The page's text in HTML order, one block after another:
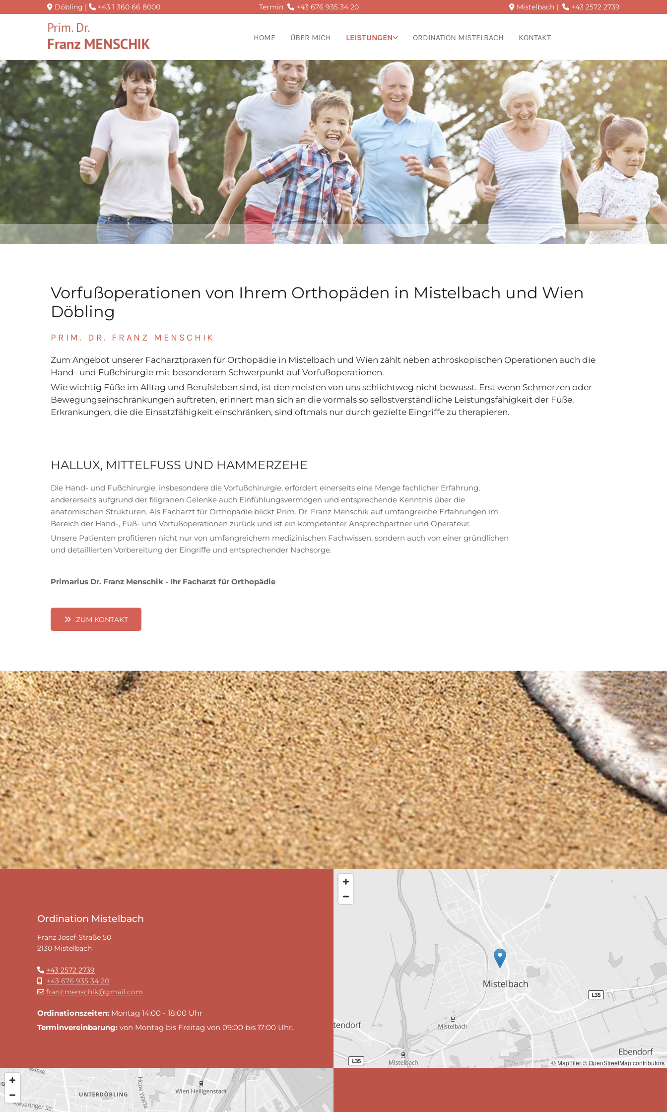
 Döbling |  +43 1 360 66 8000 Termin +43 676 935 34 20 Mistelbach |  +43 2572 2739
HOME ÜBER MICH LEISTUNGEN ORDINATION MISTELBACH KONTAKT
Vorfußoperationen von Ihrem Orthopäden in Mistelbach und Wien
Döbling
PRIM. DR. FRANZ MENSCHIK
Zum Angebot unserer Facharztpraxen für Orthopädie in Mistelbach und Wien zählt neben athroskopischen Operationen auch die
Hand- und Fußchirurgie mit besonderem Schwerpunkt auf Vorfußoperationen.
Wie wichtig Füße im Alltag und Berufsleben sind, ist den meisten von uns schlichtweg nicht bewusst. Erst wenn Schmerzen oder
Bewegungseinschränkungen auftreten, erinnert man sich an die vormals so selbstverständliche Leistungsfähigkeit der Füße.
Erkrankungen, die die Einsatzfähigkeit einschränken, sind oftmals nur durch gezielte Eingriffe zu therapieren.
HALLUX, MITTELFUSS UND HAMMERZEHE
Die Hand- und Fußchirurgie, insbesondere die Vorfußchirurgie, erfordert einerseits eine Menge fachlicher Erfahrung,
andererseits aufgrund der filigranen Gelenke auch Einfühlungsvermögen und entsprechende Kenntnis über die
anatomischen Strukturen. Als Facharzt für Orthopädie blickt Prim. Dr. Franz Menschik auf umfangreiche Erfahrungen im
Bereich der Hand-, Fuß- und Vorfußoperationen zurück und ist ein kompetenter Ansprechpartner und Operateur.
Unsere Patienten profitieren nicht nur von umfangreichem medizinischen Fachwissen, sondern auch von einer gründlichen
und detaillierten Vorbereitung der Eingriffe und entsprechender Nachsorge.
Primarius Dr. Franz Menschik - Ihr Facharzt für Orthopädie
ZUM KONTAKT
Ordination Mistelbach
Franz Josef-Straße 50
2130 Mistelbach
 +43 2572 2739
 +43 676 935 34 20
 franz.menschik@gmail.com
Ordinationszeiten: Montag 14:00 - 18:00 Uhr
Terminvereinbarung: von Montag bis Freitag von 09:00 bis 17:00 Uhr.
© MapTiler© OpenStreetMap contributors